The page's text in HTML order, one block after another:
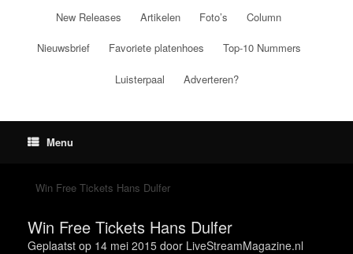
New Releases Artikelen Foto’s Column
Nieuwsbrief Favoriete platenhoes Top-10 Nummers
Luisterpaal Adverteren?
Menu
Win Free Tickets Hans Dulfer
Win Free Tickets Hans Dulfer
Geplaatst op 14 mei 2015 door LiveStreamMagazine.nl